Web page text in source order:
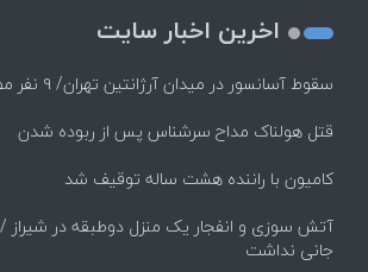
اخرین اخبار سایت
سقوط آسانسور در میدان آرژانتین تهران/ ۹ نفر مصدوم شدند
قتل هولناک مداح سرشناس پس از ربوده شدن
کامیون با راننده هشت ساله توقیف شد
آتش سوزی و انفجار یک منزل دوطبقه در شیراز
جانی نداشت